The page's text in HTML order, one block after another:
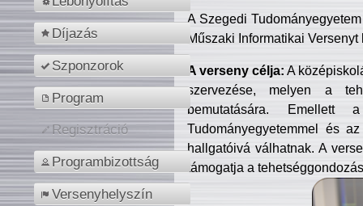
Díjazás
Szponzorok
Program
Regisztráció
Programbizottság
Versenyhelyszín
A Szegedi
Műszaki Informatikai
A verseny célja: A
szervezése, melyen a
bemutatására. Emellett
Tudományegyetemmel és
hallgatóivá válhatnak. A
támogatja a